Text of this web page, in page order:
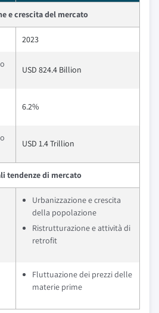
e crescita del mercato
2023
USD 824.4 Billion
6.2%
USD 1.4 Trillion
tendenze di mercato
Urbanizzazione e crescita
della popolazione
Ristrutturazione e attività di
retrofit
Fluttuazione dei prezzi delle
materie prime